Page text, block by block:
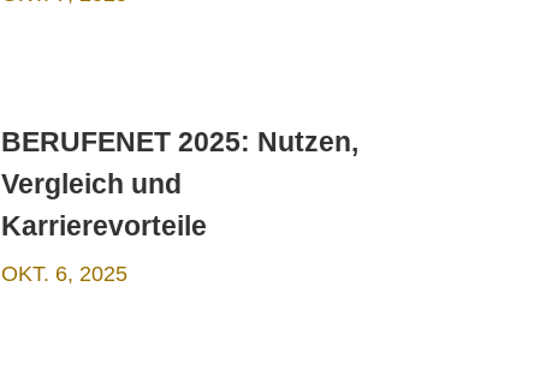
BERUFENET 2025: Nutzen,
Vergleich und
Karrierevorteile
OKT. 6, 2025